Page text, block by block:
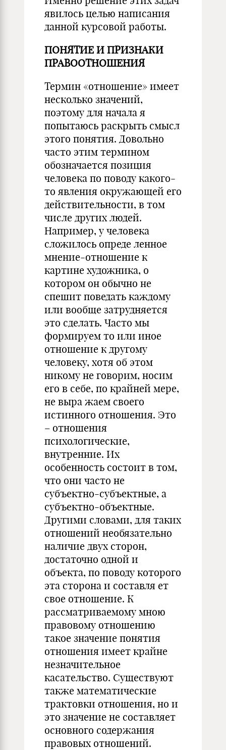
явилось целью написания
данной курсовой работы.
ПОНЯТИЕ И ПРИЗНАКИ
ПРАВООТНОШЕНИЯ
Термин «отношение» имеет
несколько значений,
поэтому для начала я
попытаюсь раскрыть смысл
этого понятия. Довольно
часто этим термином
обозначается позиция
человека по поводу какого-
то явления окружающей его
действительности, в том
числе других людей.
Например, у человека
сложилось опреде ленное
мнение-отношение к
картине художника, о
котором он обычно не
спешит поведать каждому
или вообще затрудняется
это сделать. Часто мы
формируем то или иное
отношение к другому
человеку, хотя об этом
никому не говорим, носим
его в себе, по крайней мере,
не выра жаем своего
истинного отношения. Это
– отношения
психологические,
внутренние. Их
особенность состоит в том,
что они часто не
субъектно-субъектные, а
субъектно-объектные.
Другими словами, для таких
отношений необязательно
наличие двух сторон,
достаточно одной и
объекта, по поводу которого
эта сторона и составля ет
свое отношение. К
рассматриваемому мною
правовому отношению
такое значение понятия
отношения имеет крайне
незначительное
касательство. Существуют
также математические
трактовки отношения, но и
это значение не составляет
основного содержания
правовых отношений.